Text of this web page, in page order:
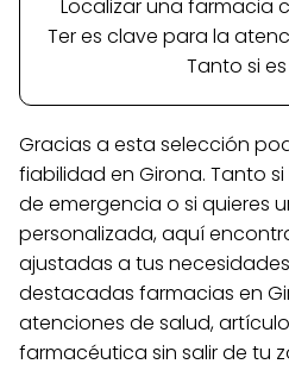
Localizar una farmacia
Ter es clave para la
Tanto si
Gracias a esta selección
fiabilidad en Girona. Tanto
de emergencia o si quieres
personalizada, aquí
ajustadas a tus
destacadas farmacias en
atenciones de salud,
farmacéutica sin salir de tu